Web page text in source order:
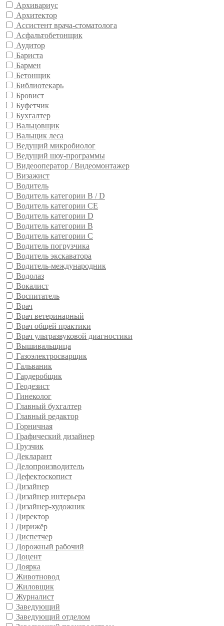
Архивариус
Архитектор
Ассистент врача-стоматолога
Асфальтобетонщик
Аудитор
Бариста
Бармен
Бетонщик
Библиотекарь
Бровист
Буфетчик
Бухгалтер
Вальцовщик
Вальщик леса
Ведущий микробиолог
Ведущий шоу-программы
Видеооператор / Видеомонтажер
Визажист
Водитель
Водитель категории B / D
Водитель категории CE
Водитель категории D
Водитель категории В
Водитель категории С
Водитель погрузчика
Водитель экскаватора
Водитель-международник
Водолаз
Вокалист
Воспитатель
Врач
Врач ветеринарный
Врач общей практики
Врач ультразвуковой диагностики
Вышивальщица
Газоэлектросварщик
Гальваник
Гардеробщик
Геодезист
Гинеколог
Главный бухгалтер
Главный редактор
Горничная
Графический дизайнер
Грузчик
Декларант
Делопроизводитель
Дефектоскопист
Дизайнер
Дизайнер интерьера
Дизайнер-художник
Директор
Дирижёр
Диспетчер
Дорожный рабочий
Доцент
Доярка
Животновод
Жиловщик
Журналист
Заведующий
Заведующий отделом